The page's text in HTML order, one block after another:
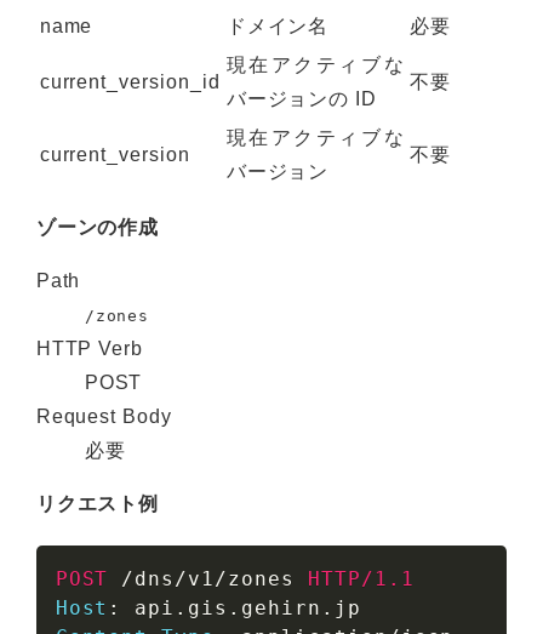
name ドメイン名 必要
current_version_id
現在アクティブな
バージョンの ID
不要
current_version
現在アクティブな
バージョン
不要
ゾーンの作成
Path
/zones
HTTP Verb
POST
Request Body
必要
リクエスト例
POST /dns/v1/zones
HTTP/1.1
Host :
api.gis.gehirn.jp